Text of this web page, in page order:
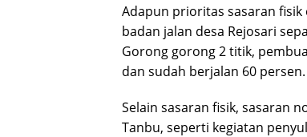
Adapun prioritas sasaran
badan jalan desa Rejosari
Gorong gorong 2 titik,
dan sudah berjalan 60 persen.
Selain sasaran fisik, sasaran
Tanbu, seperti kegiatan